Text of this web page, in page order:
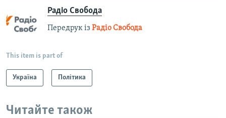
Радіо Свобода
Передрук із Радіо Свобода
This item is part of
Україна Політика
Читайте також